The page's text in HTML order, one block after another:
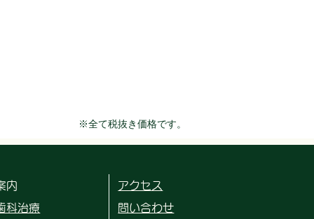
​※全て税抜き価格です。
内
科治療
アクセス
問い合わせ